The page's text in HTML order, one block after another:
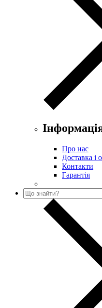
Про нас
Доставка і
Контакти
Гарантія